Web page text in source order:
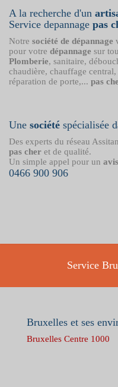
A la recherche d'un
Service depannage pas
Notre société de dépannage
pour votre dépannage sur
Plomberie, sanitaire,
chaudière, chauffage
réparation de porte,... pas
Une société spécialisée
Des experts du réseau
pas cher et de qualité.
Un simple appel pour un
0466 900 906
Service
Bruxelles et ses
Bruxelles Centre 1000